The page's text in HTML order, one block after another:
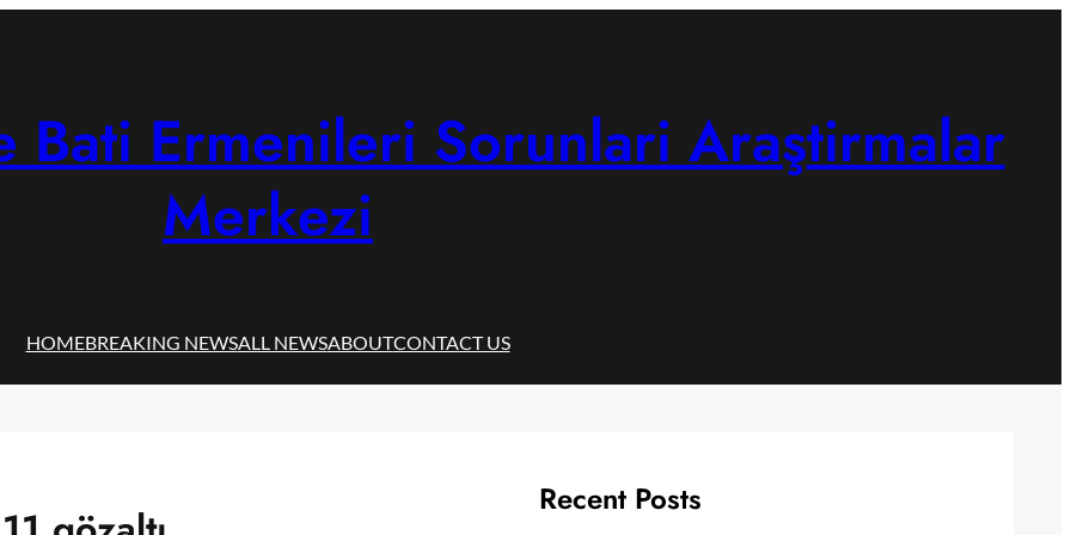
Bati Ermenileri Sorunlari Araştirmalar
Merkezi
HOMEBREAKING NEWSALL NEWSABOUTCONTACT US
Recent Posts